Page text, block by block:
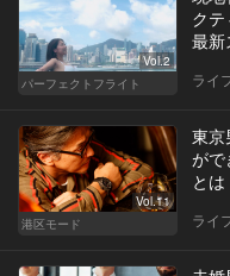
Vol.2
パーフェクトフライト
クテ
最新
ライ
Vol.11
港区モード
東京
がで
とは
ライ